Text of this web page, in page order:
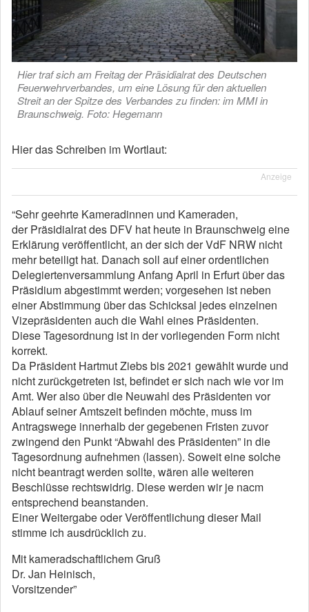
Hier traf sich am Freitag der Präsidialrat des Deutschen
Feuerwehrverbandes, um eine Lösung für den aktuellen
Streit an der Spitze des Verbandes zu finden: im MMI in
Braunschweig. Foto: Hegemann
Hier das Schreiben im Wortlaut:
Anzeige
“Sehr geehrte Kameradinnen und Kameraden,
der Präsidialrat des DFV hat heute in Braunschweig eine
Erklärung veröffentlicht, an der sich der VdF NRW nicht
mehr beteiligt hat. Danach soll auf einer ordentlichen
Delegiertenversammlung Anfang April in Erfurt über das
Präsidium abgestimmt werden; vorgesehen ist neben
einer Abstimmung über das Schicksal jedes einzelnen
Vizepräsidenten auch die Wahl eines Präsidenten.
Diese Tagesordnung ist in der vorliegenden Form nicht
korrekt.
Da Präsident Hartmut Ziebs bis 2021 gewählt wurde und
nicht zurückgetreten ist, befindet er sich nach wie vor im
Amt. Wer also über die Neuwahl des Präsidenten vor
Ablauf seiner Amtszeit befinden möchte, muss im
Antragswege innerhalb der gegebenen Fristen zuvor
zwingend den Punkt “Abwahl des Präsidenten” in die
Tagesordnung aufnehmen (lassen). Soweit eine solche
nicht beantragt werden sollte, wären alle weiteren
Beschlüsse rechtswidrig. Diese werden wir je nacm
entsprechend beanstanden.
Einer Weitergabe oder Veröffentlichung dieser Mail
stimme ich ausdrücklich zu.
Mit kameradschaftlichem Gruß
Dr. Jan Heinisch,
Vorsitzender”